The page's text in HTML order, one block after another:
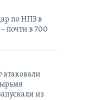
по НПЗ в
почти в 700
из